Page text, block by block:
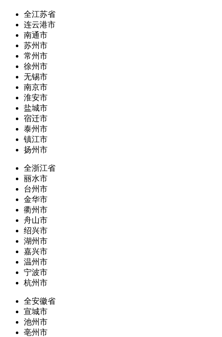
全江苏省
连云港市
南通市
苏州市
常州市
徐州市
无锡市
南京市
淮安市
盐城市
宿迁市
泰州市
镇江市
扬州市
全浙江省
丽水市
台州市
金华市
衢州市
舟山市
绍兴市
湖州市
嘉兴市
温州市
宁波市
杭州市
全安徽省
宣城市
池州市
亳州市